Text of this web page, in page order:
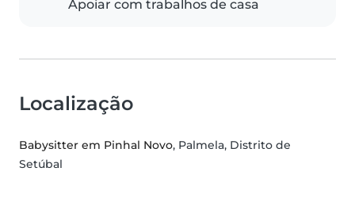
Apoiar com trabalhos de casa
Localização
Babysitter em Pinhal Novo, Palmela, Distrito de
Setúbal